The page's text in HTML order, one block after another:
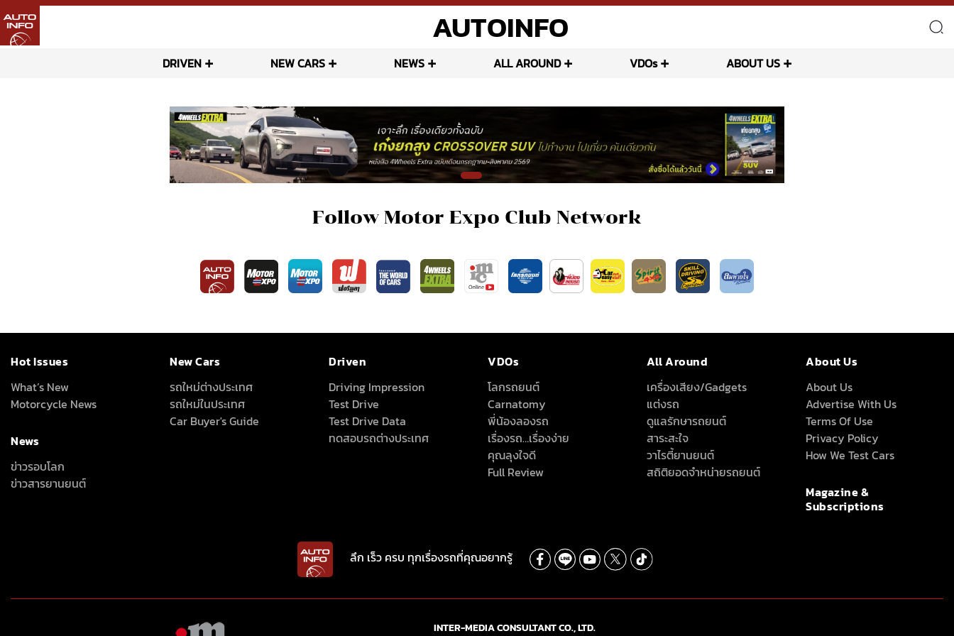
AUTOINFO
DRIVEN NEW CARS NEWS ALL AROUND VDOs ABOUT US
Follow Motor Expo Club Network
Hot Issues
What’s New
Motorcycle News
News
ข่าวรอบโลก
ข่าวสารยานยนต์
New Cars
รถใหม่ต่างประเทศ
รถใหม่ในประเทศ
Car Buyer's Guide
Driven
Driving Impression
Test Drive
Test Drive Data
ทดสอบรถต่างประเทศ
VDOs
โลกรถยนต์
Carnatomy
พี่น้องลองรถ
เรื่องรถ…เรื่องง่าย
คุณลุงใจดี
Full Review
All Around
เครื่องเสียง/Gadgets
แต่งรถ
ดูแลรักษารถยนต์
สาระสะใจ
วาไรตี้ยานยนต์
สถิติยอดจำหน่ายรถยนต์
About Us
About Us
Advertise With Us
Terms Of Use
Privacy Policy
How We Test Cars
Magazine &
Subscriptions
ลึก เร็ว ครบ ทุกเรื่องรถที่คุณอยากรู้
INTER-MEDIA CONSULTANT CO., LTD.